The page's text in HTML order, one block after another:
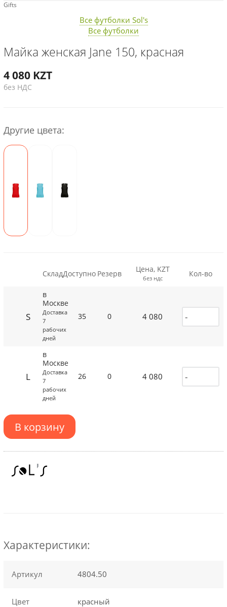
Gifts
Все футболки Sol's
Все футболки
Майка женская Jane 150, красная
4 080 KZT
без НДС
Другие цвета:
СкладДоступно Резерв Цена, KZT
без ндс Кол-во
S
в
Москве
Доставка
7
рабочих
дней
35 0 4 080
L
в
Москве
Доставка
7
рабочих
дней
26 0 4 080
В корзину
Характеристики:
Артикул 4804.50
Цвет красный